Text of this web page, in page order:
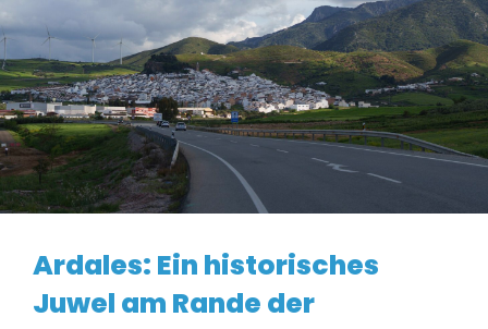
Ardales: Ein historisches
Juwel am Rande der